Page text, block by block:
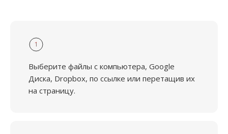
1
Выберите файлы с компьютера, Google
Диска, Dropbox, по ссылке или перетащив их
на страницу.